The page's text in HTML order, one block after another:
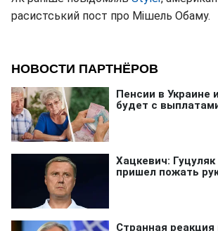
расистський пост про Мішель Обаму.